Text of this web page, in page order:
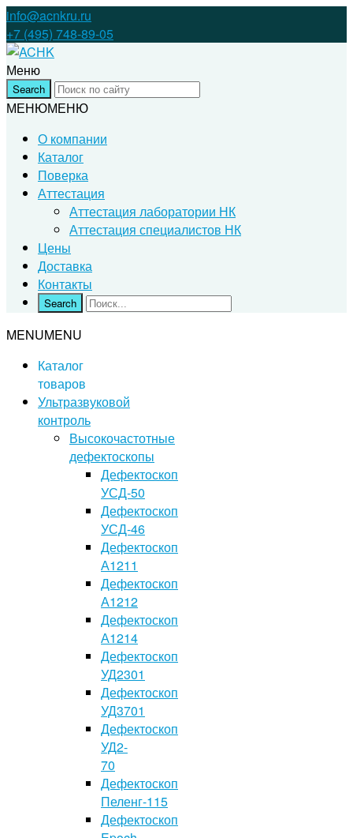
info@acnkru.ru
+7 (495) 748-89-05
Меню
МЕНЮМЕНЮ
О компании
Каталог
Поверка
Аттестация
Аттестация лаборатории НК
Аттестация специалистов НК
Цены
Доставка
Контакты
MENUMENU
Каталог
товаров
Ультразвуковой
контроль
Высокочастотные
дефектоскопы
Дефектоскоп
УСД-50
Дефектоскоп
УСД-46
Дефектоскоп
А1211
Дефектоскоп
А1212
Дефектоскоп
А1214
Дефектоскоп
УД2301
Дефектоскоп
УД3701
Дефектоскоп
УД2-
70
Дефектоскоп
Пеленг-115
Дефектоскоп